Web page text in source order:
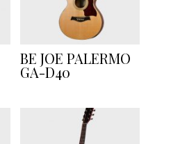
BE JOE PALERMO
GA-D40